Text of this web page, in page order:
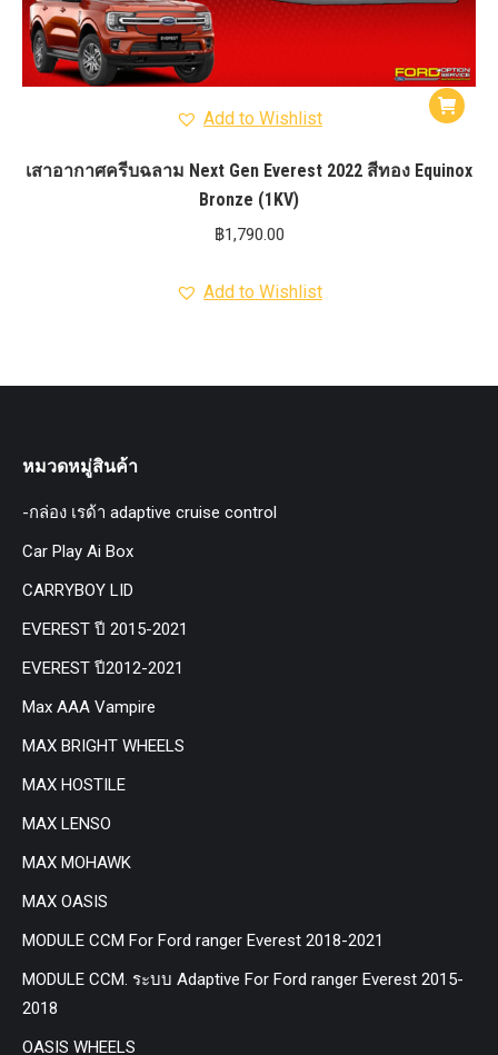
Add to Wishlist
เสาอากาศครีบฉลาม Next Gen Everest 2022 สีทอง Equinox
Bronze (1KV)
฿1,790.00
Add to Wishlist
หมวดหมู่สินค้า
-กล่อง เรด้า adaptive cruise control
Car Play Ai Box
CARRYBOY LID
EVEREST ปี 2015-2021
EVEREST ปี2012-2021
Max AAA Vampire
MAX BRIGHT WHEELS
MAX HOSTILE
MAX LENSO
MAX MOHAWK
MAX OASIS
MODULE CCM For Ford ranger Everest 2018-2021
MODULE CCM. ระบบ Adaptive For Ford ranger Everest 2015-
2018
OASIS WHEELS